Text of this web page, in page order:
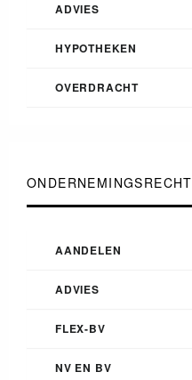
ADVIES
HYPOTHEKEN
OVERDRACHT
ONDERNEMINGSRECHT
AANDELEN
ADVIES
FLEX-BV
NV EN BV